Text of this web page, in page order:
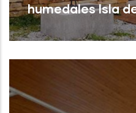
humedales Isla
Castuera (Badajoz)